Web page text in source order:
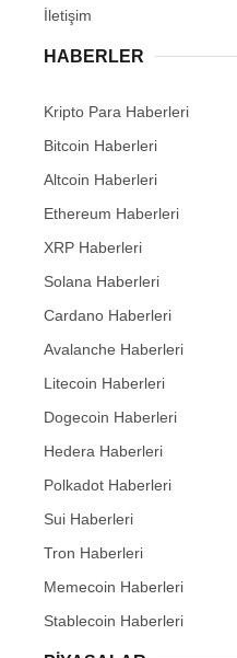
İletişim
HABERLER
Kripto Para Haberleri
Bitcoin Haberleri
Altcoin Haberleri
Ethereum Haberleri
XRP Haberleri
Solana Haberleri
Cardano Haberleri
Avalanche Haberleri
Litecoin Haberleri
Dogecoin Haberleri
Hedera Haberleri
Polkadot Haberleri
Sui Haberleri
Tron Haberleri
Memecoin Haberleri
Stablecoin Haberleri